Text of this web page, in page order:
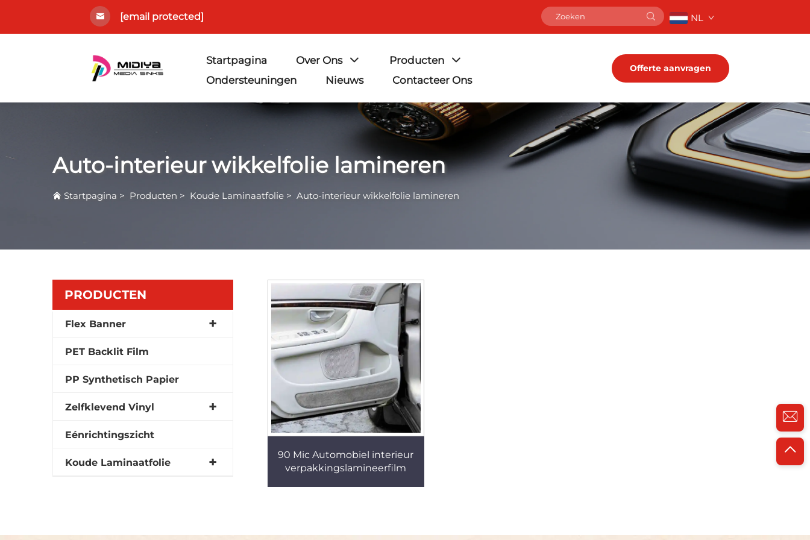
[email protected] NL
Startpagina Over Ons
Producten
Ondersteuningen
Nieuws Contacteer Ons
Offerte aanvragen
Auto-interieur wikkelfolie lamineren
Startpagina > Producten > Koude Laminaatfolie > Auto-interieur wikkelfolie lamineren
PRODUCTEN
Flex Banner
PET Backlit Film
PP Synthetisch Papier
Zelfklevend Vinyl
Eénrichtingszicht
Koude Laminaatfolie
90 Mic Automobiel interieur
verpakkingslamineerfilm